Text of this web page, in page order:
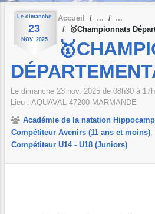
Le dimanche
23
NOV. 2025
Accueil
🥇Championnats
Le dimanche 23 nov. 2025 de 08h30 à
Lieu : AQUAVAL 47200 MARMANDE
Académie de la natation
Compétiteur Avenirs (11 ans et moins)
Compétiteur U14 - U18 (Juniors)